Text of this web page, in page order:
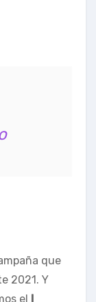
que
2021. Y
el I